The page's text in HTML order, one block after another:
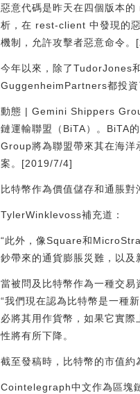
惡意代碼是昨天在四個版本
析，在 rest-client 中發現的
機制，允許攻擊者惡意命令
今年以來，除了
GuggenheimPartners都投資
動態 | Gemini Shippers
鏈運輸聯盟（BiTA）。BiTA
Group將為聯盟帶來其在海洋
案。[2019/7/4]
比特幣作為價值儲存和通脹
TylerWinklevoss補充道：
“此外，像Square和
鈔帶來的通貨膨脹災難，以及
當被問及比特幣作為一種交易
“我們現在認為比特幣是一種
必將其用作貨幣，如果它實
性將有所下降。
截至發稿時，比特幣的市值
Cointelegraph中文作為區塊